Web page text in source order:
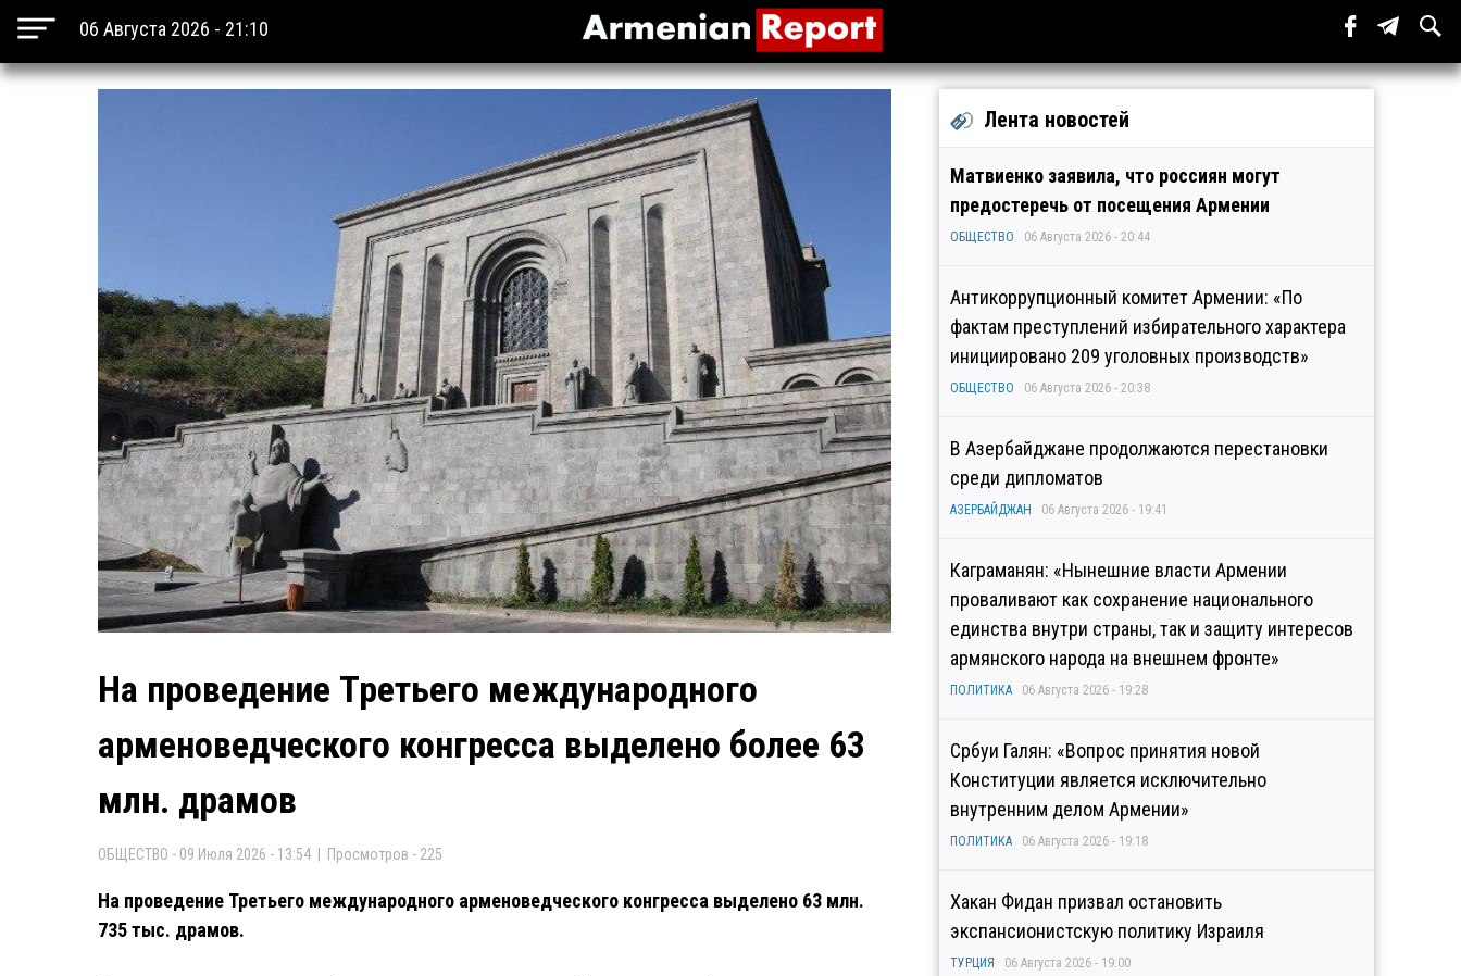
06 Августа 2026 - 21:10
На проведение Третьего международного
арменоведческого конгресса выделено более 63
млн. драмов
ОБЩЕСТВО - 09 Июля 2026 - 13:54 | Просмотров - 225
На проведение Третьего международного арменоведческого конгресса выделено 63 млн.
735 тыс. драмов.
Лента новостей
Матвиенко заявила, что россиян могут
предостеречь от посещения Армении
ОБЩЕСТВО 06 Августа 2026 - 20:44
Антикоррупционный комитет Армении: «По
фактам преступлений избирательного характера
инициировано 209 уголовных производств»
ОБЩЕСТВО 06 Августа 2026 - 20:38
В Азербайджане продолжаются перестановки
среди дипломатов
АЗЕРБАЙДЖАН 06 Августа 2026 - 19:41
Каграманян: «Нынешние власти Армении
проваливают как сохранение национального
единства внутри страны, так и защиту интересов
армянского народа на внешнем фронте»
ПОЛИТИКА 06 Августа 2026 - 19:28
Србуи Галян: «Вопрос принятия новой
Конституции является исключительно
внутренним делом Армении»
ПОЛИТИКА 06 Августа 2026 - 19:18
Хакан Фидан призвал остановить
экспансионистскую политику Израиля
ТУРЦИЯ 06 Августа 2026 - 19:00